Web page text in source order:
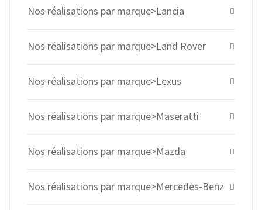
Nos réalisations par marque>Lancia
Nos réalisations par marque>Land Rover
Nos réalisations par marque>Lexus
Nos réalisations par marque>Maseratti
Nos réalisations par marque>Mazda
Nos réalisations par marque>Mercedes-Benz